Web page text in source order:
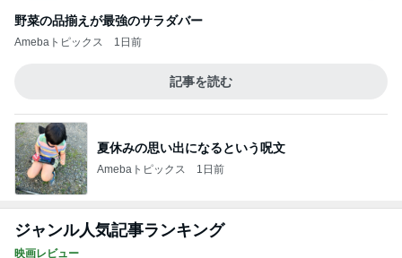
たまさんのおすすめNetflixドラマ「鉄槌教
師」は、もっと見たいもっと見たい！なんで1
マズル刑事
2
連ドラについてじっくり語るブログ